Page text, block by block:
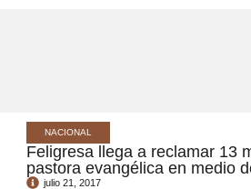
NACIONAL
Feligresa llega a reclamar 13
pastora evangélica en medio
julio 21, 2017